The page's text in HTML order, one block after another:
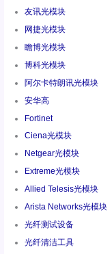
友讯光模块
网捷光模块
瞻博光模块
博科光模块
阿尔卡特朗讯光模块
安华高
Fortinet
Ciena光模块
Netgear光模块
Extreme光模块
Allied Telesis光模块
Arista Networks光模块
光纤测试设备
光纤清洁工具